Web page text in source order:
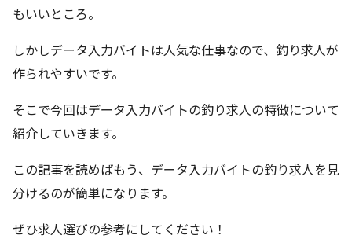
もいいところ。
しかしデータ入力バイトは人気な仕事なので、釣り求人が
作られやすいです。
そこで今回はデータ入力バイトの釣り求人の特徴について
紹介していきます。
この記事を読めばもう、データ入力バイトの釣り求人を見
分けるのが簡単になります。
ぜひ求人選びの参考にしてください！